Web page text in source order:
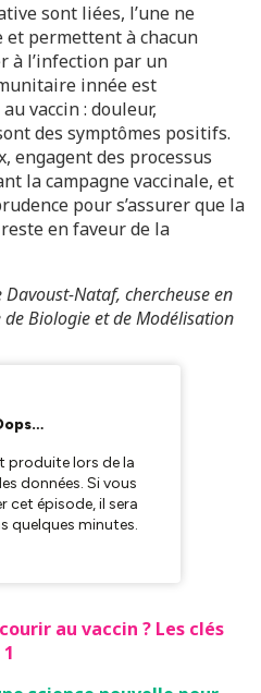
sont liées, l’une ne
et permettent à chacun
à l’infection par un
innée est
vaccin : douleur,
des symptômes positifs.
engagent des processus
la campagne vaccinale, et
pour s’assurer que la
en faveur de la
Nataf, chercheuse en
Biologie et de Modélisation
au vaccin ? Les clés